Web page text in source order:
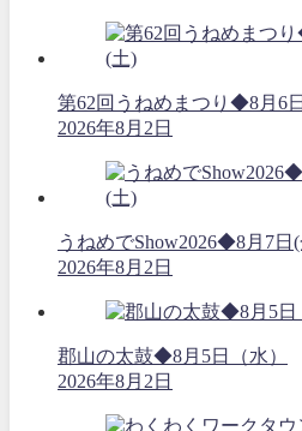
第62回うねめまつり◆8月6
2026年8月2日
うねめでShow2026◆8月7日
2026年8月2日
郡山の太鼓◆8月5日（水）
2026年8月2日